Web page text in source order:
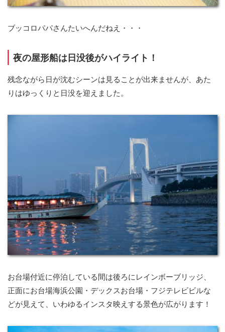
ブッコロパパさんたいへんだねえ・・・
夜の屋形船は日没後がハイライト！
残念ながら日が沈むシーンは見ることが出来ませんが、あた
りはゆっくりと日没を迎えました。
お台場付近に停泊している間は後ろにレインボーブリッジ、
正面にお台場海浜公園・デックスお台場・フジテレビビルな
どが見えて、いわゆるインスタ映えする景色が広がります！